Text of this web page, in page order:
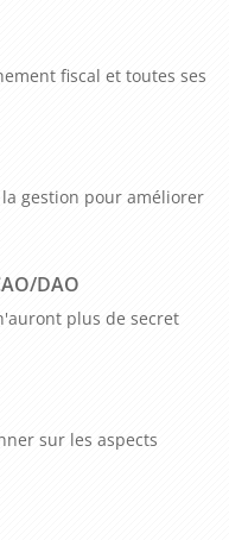
fiscal et toutes ses
gestion pour améliorer
DAO
plus de secret
sur les aspects